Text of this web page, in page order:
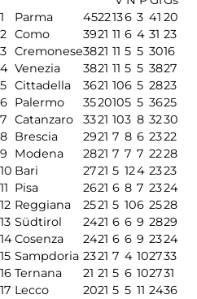
1
Parma 4522136 3 41 20
2 Como 3921 11 6 4 31 23
3 Cremonese3821 11 5 5 3016
4 Venezia 3821 11 5 5 3827
5 Cittadella 3621 106 5 2823
6 Palermo 3520105 5 3625
7 Catanzaro 3321 103 8 3230
8 Brescia 2921 7 8 6 2322
9
Modena 2821 7 7 7 2228
10 Bari 2721 5 124 2323
11 Pisa 2621 6 8 7 2324
12 Reggiana 2521 5 106 2528
13 Südtirol 2421 6 6 9 2829
14Cosenza 2421 6 6 9 2324
15 Sampdoria 2321 7 4 102733
16 Ternana 21 21 5 6 102731
17 Lecco 2021 5 5 11 2436